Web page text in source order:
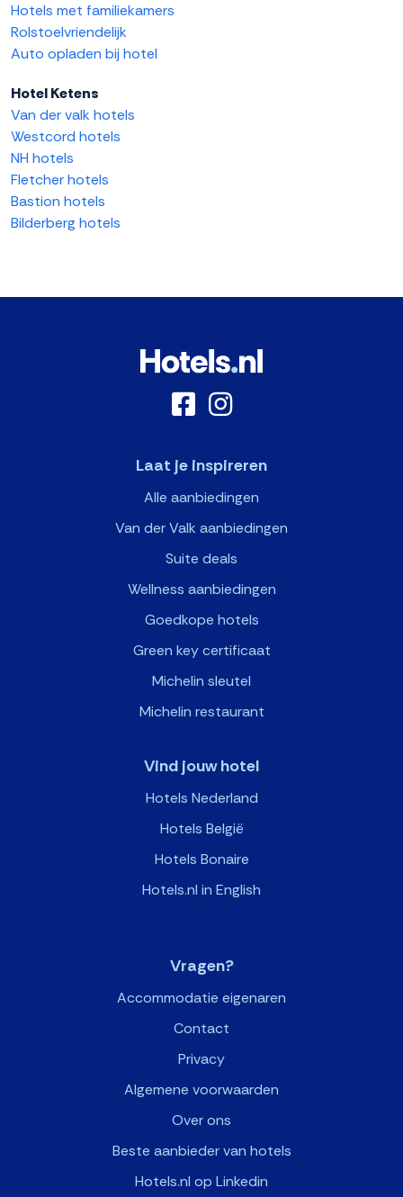
Hotels met familiekamers
Rolstoelvriendelijk
Auto opladen bij hotel
Hotel Ketens
Van der valk hotels
Westcord hotels
NH hotels
Fletcher hotels
Bastion hotels
Bilderberg hotels
Laat je inspireren
Alle aanbiedingen
Van der Valk aanbiedingen
Suite deals
Wellness aanbiedingen
Goedkope hotels
Green key certificaat
Michelin sleutel
Michelin restaurant
Vind jouw hotel
Hotels Nederland
Hotels België
Hotels Bonaire
Hotels.nl in English
>
Vragen?
Accommodatie eigenaren
Contact
Privacy
Algemene voorwaarden
Over ons
Beste aanbieder van hotels
Hotels.nl op Linkedin